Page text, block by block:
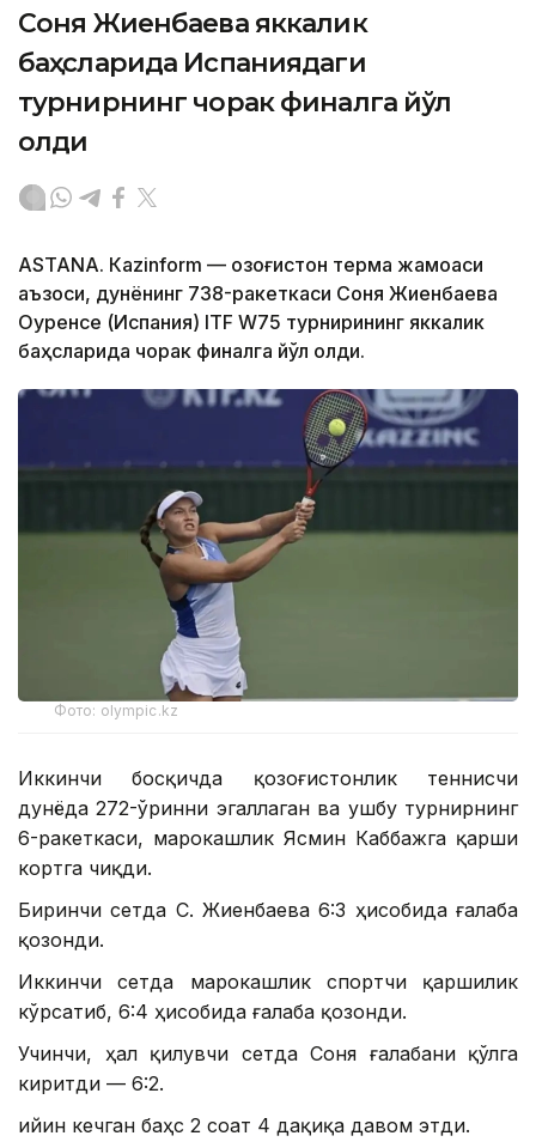
Соня Жиенбаева яккалик
баҳсларида Испаниядаги
турнирнинг чорак финалга йўл
олди
ASTANА. Кazinform — Қозоғистон терма жамоаси
аъзоси, дунёнинг 738-ракеткаси Соня Жиенбаева
Оуренсе (Испания) ITF W75 турнирининг яккалик
баҳсларида чорак финалга йўл олди.
Фото: olympic.kz
Иккинчи босқичда қозоғистонлик теннисчи
дунёда 272-ўринни эгаллаган ва ушбу турнирнинг
6-ракеткаси, марокашлик Ясмин Каббажга қарши
кортга чиқди.
Биринчи сетда С. Жиенбаева 6:3 ҳисобида ғалаба
қозонди.
Иккинчи сетда марокашлик спортчи қаршилик
кўрсатиб, 6:4 ҳисобида ғалаба қозонди.
Учинчи, ҳал қилувчи сетда Соня ғалабани қўлга
киритди — 6:2.
Қийин кечган баҳс 2 соат 4 дақиқа давом этди.